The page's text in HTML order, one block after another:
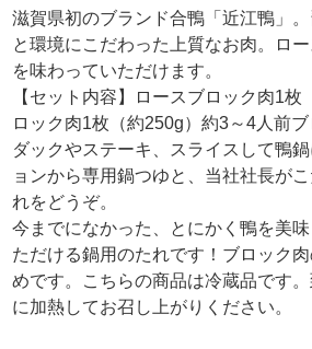
滋賀県初のブランド合鴨「近江鴨」
と環境にこだわった上質なお肉。ロ
を味わっていただけます。
【セット内容】ロースブロック肉1
ロック肉1枚（約250g）約3～4人前
ダックやステーキ、スライスして鴨
ョンから専用鍋つゆと、当社社長が
れをどうぞ。
今までになかった、とにかく鴨を美
ただける鍋用のたれです！ブロック
めです。こちらの商品は冷蔵品です
に加熱してお召し上がりください。